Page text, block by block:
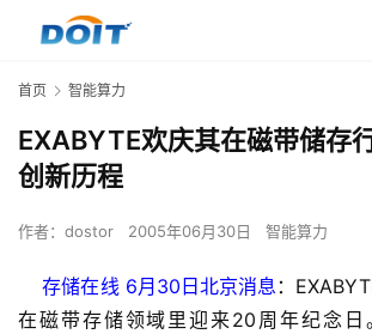
首页 智能算力
EXABYTE欢庆其在磁带储存
创新历程
作者： dostor 2005年06月30日 智能算力
存储在线 6月30日北京消息 ：
在磁带存储领域里迎来20周年纪念日